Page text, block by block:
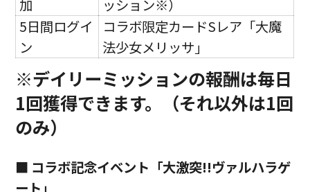
加
ッション※）
5日間ログイ
ン
コラボ限定カードSレア「大魔
法少女メリッサ」
※デイリーミッションの報酬は毎日
1回獲得できます。（それ以外は1回
のみ）
■ コラボ記念イベント「大激突!!ヴァルハラゲ